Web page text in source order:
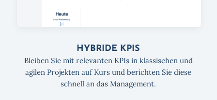
HYBRIDE KPIS
Bleiben Sie mit relevanten KPIs in klassischen und
agilen Projekten auf Kurs und berichten Sie diese
schnell an das Management.